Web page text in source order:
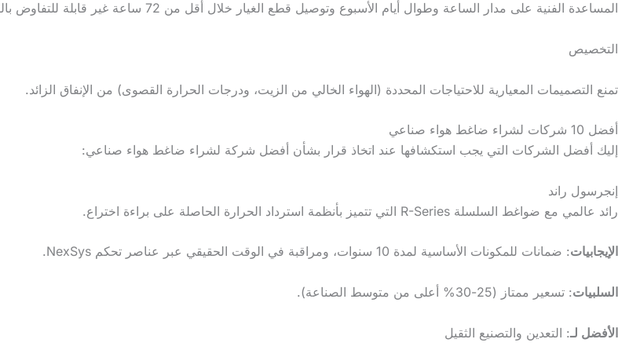
المساعدة الفنية على مدار الساعة وطوال أيام الأسبوع وتوصيل قطع الغيار خلال أقل من 72 ساعة غير قابلة للتفاوض بالنسبة للعمليات ذات المهام الحرجة.
التخصيص
تمنع التصميمات المعيارية للاحتياجات المحددة (الهواء الخالي من الزيت، ودرجات الحرارة القصوى) من الإنفاق الزائد.
أفضل 10 شركات لشراء ضاغط هواء صناعي
إليك أفضل الشركات التي يجب استكشافها عند اتخاذ قرار بشأن أفضل شركة لشراء ضاغط هواء صناعي:
إنجرسول راند
رائد عالمي مع ضواغط السلسلة R-Series التي تتميز بأنظمة استرداد الحرارة الحاصلة على براءة اختراع.
الإيجابيات: ضمانات للمكونات الأساسية لمدة 10 سنوات، ومراقبة في الوقت الحقيقي عبر عناصر تحكم NexSys.
السلبيات: تسعير ممتاز (25-30% أعلى من متوسط الصناعة).
الأفضل لـ: التعدين والتصنيع الثقيل